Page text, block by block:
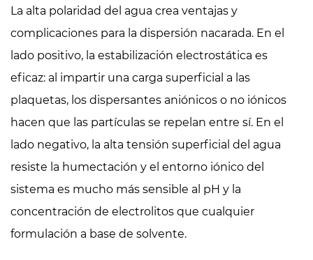
La alta polaridad del agua crea ventajas y
complicaciones para la dispersión nacarada. En el
lado positivo, la estabilización electrostática es
eficaz: al impartir una carga superficial a las
plaquetas, los dispersantes aniónicos o no iónicos
hacen que las partículas se repelan entre sí. En el
lado negativo, la alta tensión superficial del agua
resiste la humectación y el entorno iónico del
sistema es mucho más sensible al pH y la
concentración de electrolitos que cualquier
formulación a base de solvente.